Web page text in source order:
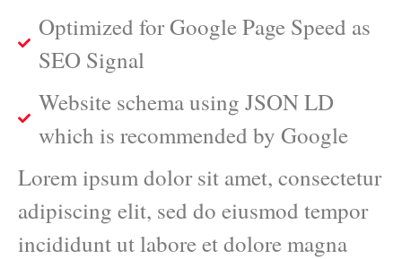
Optimized for Google Page Speed as
SEO Signal
Website schema using JSON LD
which is recommended by Google
Lorem ipsum dolor sit amet, consectetur
adipiscing elit, sed do eiusmod tempor
incididunt ut labore et dolore magna